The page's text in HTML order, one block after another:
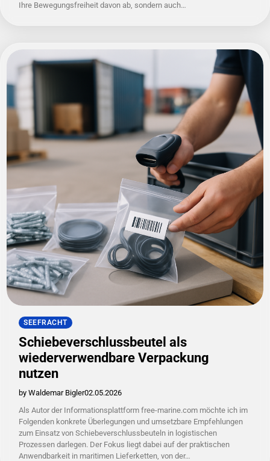
Ihre Bewegungsfreiheit davon ab, sondern auch…
SEEFRACHT
Schiebeverschlussbeutel als
wiederverwendbare Verpackung
nutzen
by Waldemar Bigler02.05.2026
Als Autor der Informationsplattform free-marine.com möchte ich im
Folgenden konkrete Überlegungen und umsetzbare Empfehlungen
zum Einsatz von Schiebeverschlussbeuteln in logistischen
Prozessen darlegen. Der Fokus liegt dabei auf der praktischen
Anwendbarkeit in maritimen Lieferketten, von der…